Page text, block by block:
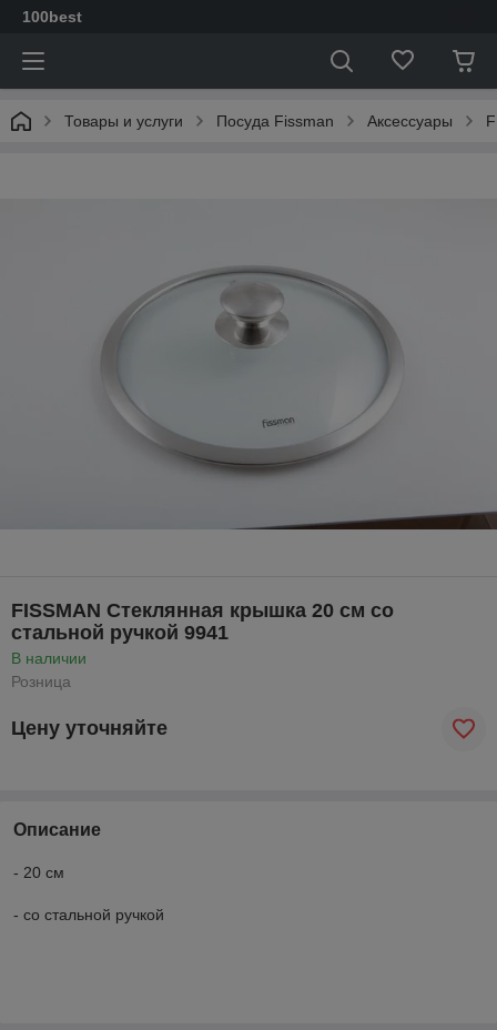
100best
Товары и услуги Посуда Fissman Аксессуары
FISSMAN Стеклянная крышка 20 см со
стальной ручкой 9941
В наличии
Розница
Цену уточняйте
Описание
- 20 см
- со стальной ручкой